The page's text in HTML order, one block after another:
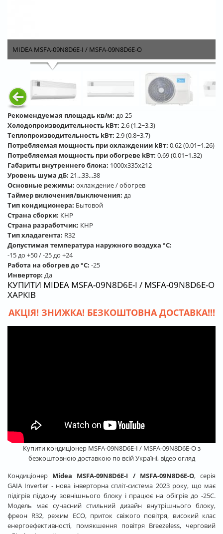
MIDEA MSFA-09N8D6E-I / MSFA-09N8D6E-O
Рекомендуемая площадь кв/м: до 25
Холодопроизводительность kВт: 2,6 (1,2~3,3)
Теплопроизводительность kВт: 2,9 (0,8~3,7)
Потребляемая мощность при охлаждении kВт: 0,62 (0,01~1,26)
Потребляемая мощность при обогреве kВт: 0,69 (0,01~1,32)
Габариты внутреннего блока: 1000x335х212
Уровень шума дБ: 21...33...38
Основные режимы: охлаждение / обогрев
Таймер включения/выключения: да
Тип кондиционера: Бытовой
Страна сборки: КНР
Страна разработчик: КНР
Тип хладагента: R32
Допустимая температура наружного воздуха °С:
-15 до +50 / -25 до +24
Работа на обогрев до °С: -25
Инвертор: Да
КУПИТИ MIDEA MSFA-09N8D6E-I / MSFA-09N8D6E-O
ХАРКІВ
АКЦІЯ! ЗНИЖКА! БЕЗКОШТОВНА ДОСТАВКА!!!
Купити кондиціонер MSFA-09N8D6E-I / MSFA-09N8D6E-O з
безкоштовною доставкою по всій Україні, відео огляд
Кондиціонер Midea MSFA-09N8D6E-I / MSFA-09N8D6E-O, серія
GAIA Inverter - нова інверторна спліт-система 2023 року, що має
підігрів піддону зовнішнього блоку і працює на обігрів до -25С.
Модель має сучасний стильний дизайн внутрішнього блоку,
фреон R32, режим ECO, приток свіжого повітря, високий клас
енергоефективності, помякшення повітря Breezeless, черговий